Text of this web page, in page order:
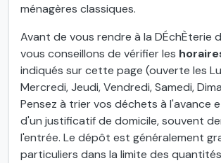
ménagères classiques.
Avant de vous rendre à la DÉchÈterie
vous conseillons de vérifier les
indiqués sur cette page (ouverte les
Mercredi, Jeudi, Vendredi, Samedi,
Pensez à trier vos déchets à l'avance
d'un justificatif de domicile, souvent
l'entrée. Le dépôt est généralement
particuliers dans la limite des